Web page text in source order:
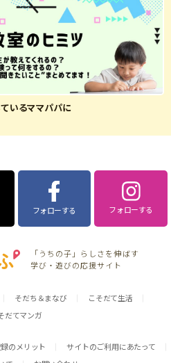
いるママパパに
フォローする フォローする
「うちの子」らしさを伸ばす
学び・遊びの応援サイト
そだち＆まなび
こそだて生活
だてマンガ
のメリット
サイトのご利用にあたって